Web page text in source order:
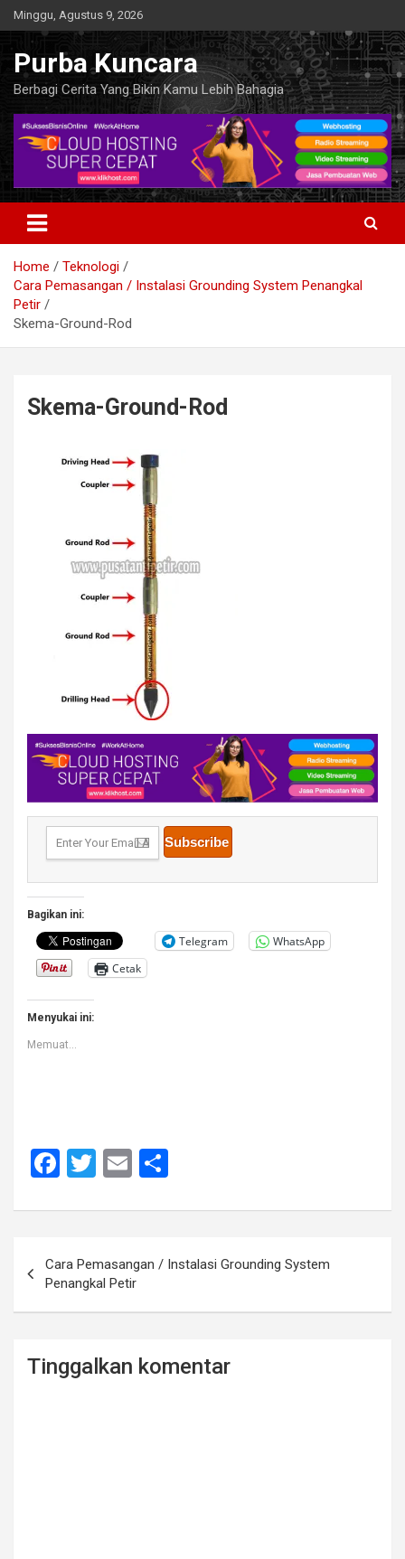
Skip
to
content
Minggu, Agustus 9, 2026
Purba Kuncara
Berbagi Cerita Yang Bikin Kamu Lebih Bahagia
Home
Teknologi
Cara Pemasangan / Instalasi Grounding System Penangkal
Petir
Skema-Ground-Rod
Skema-Ground-Rod
Bagikan ini:
Telegram
WhatsApp
Cetak
Menyukai ini:
Memuat...
F
ce
o
o
T
tt
E
ail ar
e
pos
Cara Pemasangan / Instalasi Grounding System
Penangkal Petir
Tinggalkan komentar